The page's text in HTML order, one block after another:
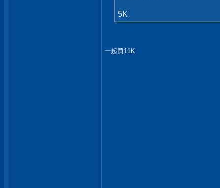
5K
一起買11K